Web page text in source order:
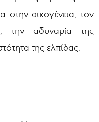
οικογένεια, τον
την αδυναμία της
της ελπίδας.